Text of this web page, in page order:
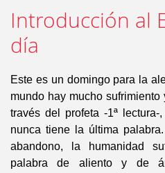
Introducción al
día
Este es un domingo para la
mundo hay mucho
través del profeta -1ª
nunca tiene la última
abandono, la humanidad
palabra de aliento y de